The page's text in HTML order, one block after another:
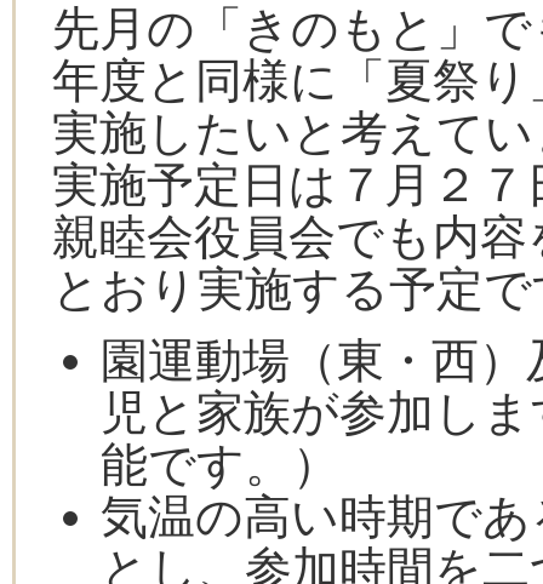
先月の「きのもと」
年度と同様に「夏祭
実施したいと考えて
実施予定日は７月２
親睦会役員会でも内
とおり実施する予定
園運動場（東・西
児と家族が参加し
能です。）
気温の高い時期で
とし、参加時間を